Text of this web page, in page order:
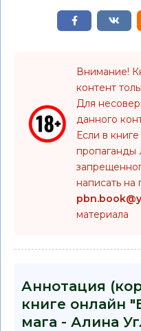
Внимание!
контент
Для
данного
Если в
пропаганды
написать на
материала
Аннотация
книге онлайн
мага - Алина